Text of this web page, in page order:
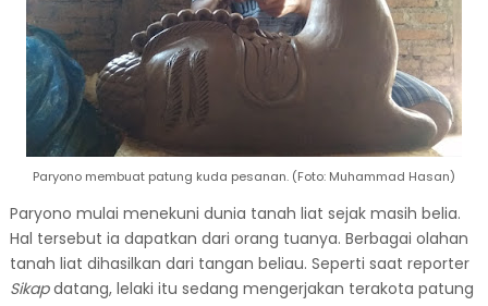
Paryono membuat patung kuda pesanan. (Foto: Muhammad Hasan)
Paryono mulai menekuni dunia tanah liat sejak masih belia.
Hal tersebut ia dapatkan dari orang tuanya. Berbagai olahan
tanah liat dihasilkan dari tangan beliau. Seperti saat reporter
Sikapdatang, lelaki itu sedang mengerjakan terakota patung